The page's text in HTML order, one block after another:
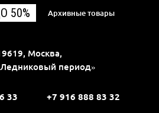
50% Архивные товары
Москва,
период»
33 +7 916 888 83 32